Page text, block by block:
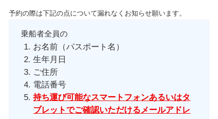
予約の際は下記の点について漏れなくお知らせ願います。
乗船者全員の
お名前（パスポート名）
生年月日
ご住所
電話番号
持ち運び可能なスマートフォンあるいはタ
ブレットでご確認いただけるメールアドレ